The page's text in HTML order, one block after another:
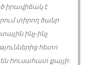
իրավիճակ է
տիրող ծանր
ինչ-ինչ
հետո
հուսահատ քայլի: